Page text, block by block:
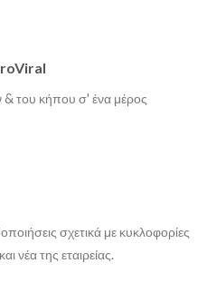
του κήπου σ' ένα μέρος
σχετικά με κυκλοφορίες
νέα της εταιρείας.